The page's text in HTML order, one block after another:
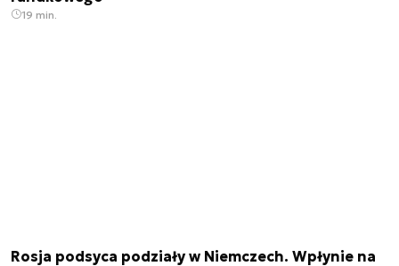
19 min.
Rosja podsyca podziały w Niemczech. Wpłynie na